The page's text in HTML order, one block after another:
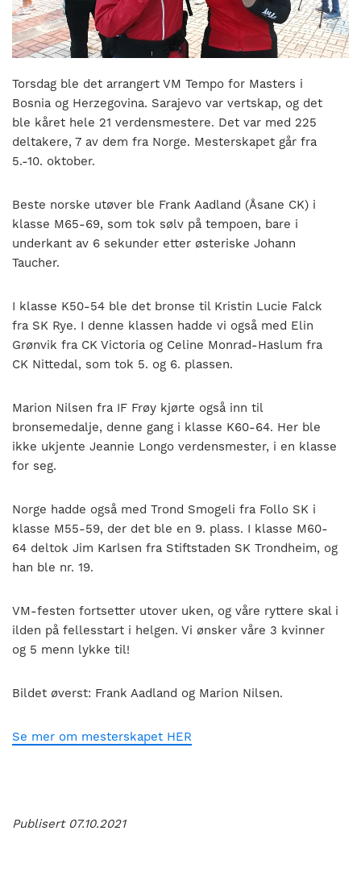
til
bli
en
folkesport.
Torsdag ble det arrangert VM Tempo for Masters i
Bosnia og Herzegovina. Sarajevo var vertskap, og det
ble kåret hele 21 verdensmestere. Det var med 225
deltakere, 7 av dem fra Norge. Mesterskapet går fra
5.-10. oktober.
Beste norske utøver ble Frank Aadland (Åsane CK) i
klasse M65-69, som tok sølv på tempoen, bare i
underkant av 6 sekunder etter østeriske Johann
Taucher.
I klasse K50-54 ble det bronse til Kristin Lucie Falck
fra SK Rye. I denne klassen hadde vi også med Elin
Grønvik fra CK Victoria og Celine Monrad-Haslum fra
CK Nittedal, som tok 5. og 6. plassen.
Marion Nilsen fra IF Frøy kjørte også inn til
bronsemedalje, denne gang i klasse K60-64. Her ble
ikke ukjente Jeannie Longo verdensmester, i en klasse
for seg.
Norge hadde også med Trond Smogeli fra Follo SK i
klasse M55-59, der det ble en 9. plass. I klasse M60-
64 deltok Jim Karlsen fra Stiftstaden SK Trondheim, og
han ble nr. 19.
VM-festen fortsetter utover uken, og våre ryttere skal i
ilden på fellesstart i helgen. Vi ønsker våre 3 kvinner
og 5 menn lykke til!
Bildet øverst: Frank Aadland og Marion Nilsen.
Se mer om mesterskapet HER
Publisert 07.10.2021